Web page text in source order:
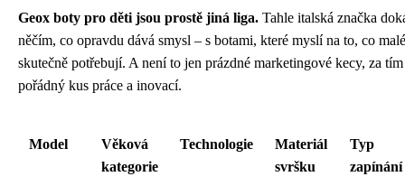
Geox boty pro děti jsou prostě jiná liga. Tahle italská značka
něčím, co opravdu dává smysl – s botami, které myslí na to, co
skutečně potřebují. A není to jen prázdné marketingové kecy, za
pořádný kus práce a inovací.
Model
Věková
kategorie
Technologie
Materiál
svršku
Typ
zapínání